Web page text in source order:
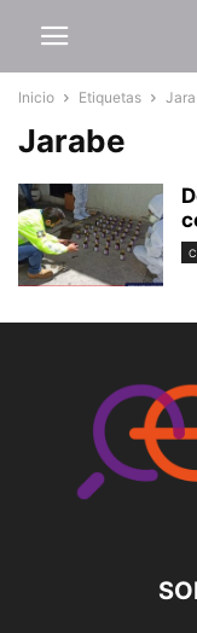
Inicio Etiquetas
Jarabe